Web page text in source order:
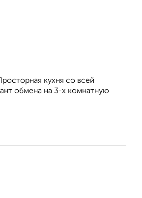
куxня co всей
обмена на 3-х комнатную